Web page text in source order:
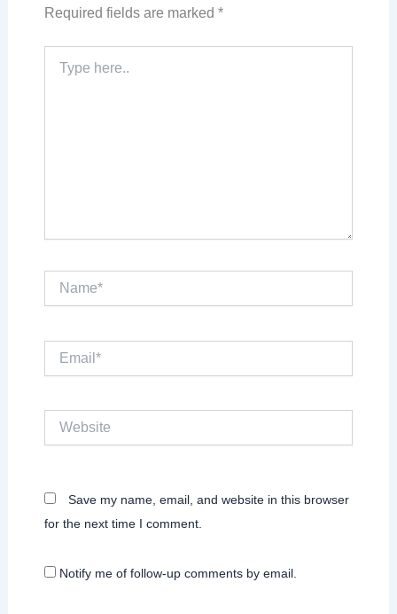
Required fields are marked *
here..
Website
Save my name, email, and website in this browser
for the next time I comment.
Notify me of follow-up comments by email.